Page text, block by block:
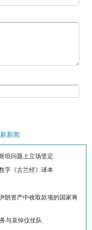
新闻
坦问题上立场坚定
字《古兰经》译本
朗资产中收取款项的国家将
与哀悼仪仗队